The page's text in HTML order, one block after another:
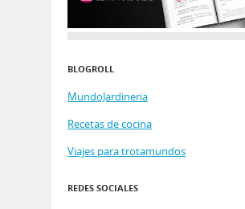
BLOGROLL
MundoJardineria
Recetas de cocina
Viajes para trotamundos
REDES SOCIALES